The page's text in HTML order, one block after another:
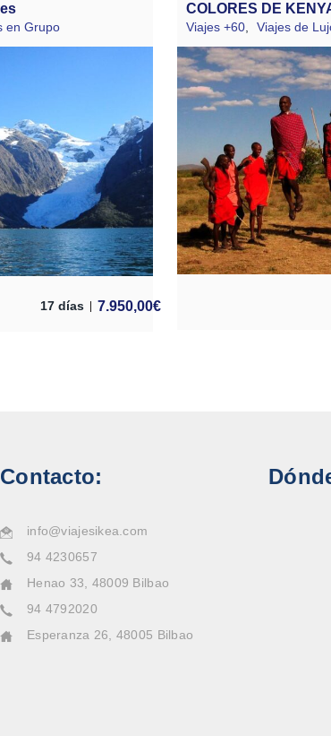
en Grupo
17 días 7.950,00€
COLORES DE
Viajes +60, Viajes de
Contacto:
info@viajesikea.com
94 4230657
Henao 33, 48009 Bilbao
94 4792020
Esperanza 26, 48005 Bilbao